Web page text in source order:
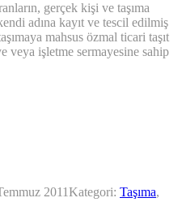
gerçek kişi ve taşıma
adına kayıt ve tescil edilmiş
mahsus özmal ticari taşıt
veya işletme sermayesine sahip
2011Kategori: Taşıma,